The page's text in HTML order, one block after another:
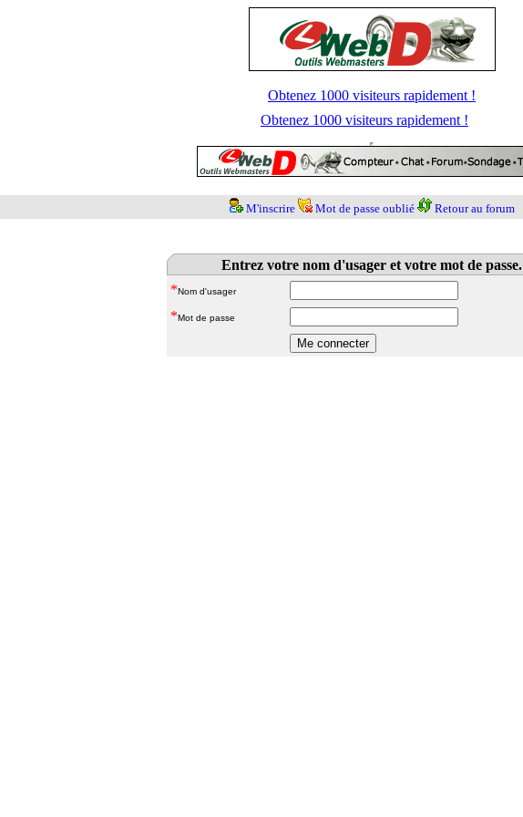
Obtenez 1000 visiteurs rapidement !
Obtenez 1000 visiteurs rapidement !
M'inscrire Mot de passe oublié Retour au forum
Entrez votre nom d'usager et votre mot de passe.
*Nom d'usager
*Mot de passe